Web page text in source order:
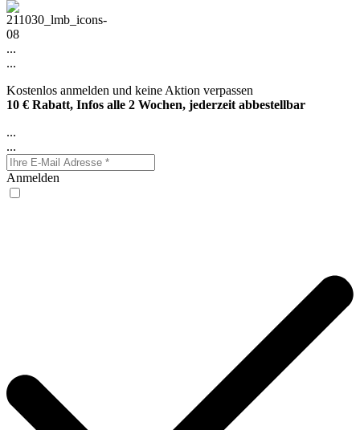
...
...
Kostenlos anmelden und keine Aktion verpassen
10 € Rabatt, Infos alle 2 Wochen, jederzeit abbestellbar
...
...
Anmelden